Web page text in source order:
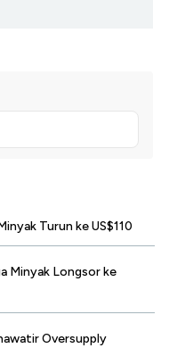
Turun ke US$110
Minyak Longsor ke
Oversupply